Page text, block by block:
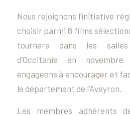
Nous rejoignons l’initiative
choisir parmi 8 films
tournera dans les
d’Occitanie en
engageons à encourager et
le département de l’Aveyron.
Les membres adhérents